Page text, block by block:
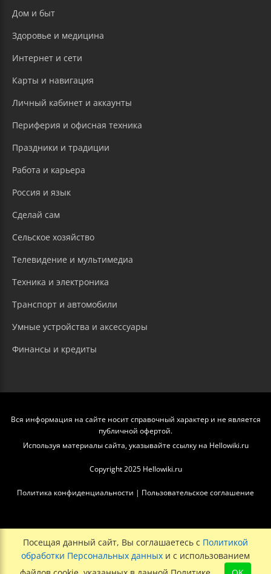
Дом и быт
Здоровье и медицина
Интернет и сети
Карты и навигация
Личный кабинет и аккаунты
Периферия и офисная техника
Праздники и традиции
Работа и карьера
Россия и язык
Сделай сам
Сельское хозяйство
Телевидение и мультимедиа
Техника и электроника
Транспорт и автомобили
Умные устройства и аксессуары
Финансы и кредиты
Вся информация на сайте носит справочный характер и не является
публичной офертой.
Используя материалы сайта, указывайте ссылку на Hellowiki.ru
Copyright 2025 Hellowiki.ru
Политика конфиденциальности | Пользовательское соглашение
Посещая данный сайт, Вы соглашаетесь с Политикой
обработки Персональных данных и с использованием